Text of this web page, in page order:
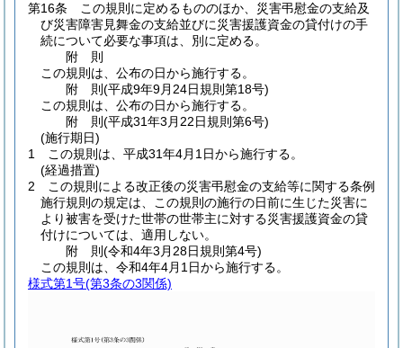
第16条
この規則に定めるもののほか、災害弔慰金の支給及
び災害障害見舞金の支給並びに災害援護資金の貸付けの手
続について必要な事項は、別に定める。
附 則
この規則は、公布の日から施行する。
附 則(平成9年9月24日規則第18号)
この規則は、公布の日から施行する。
附 則(平成31年3月22日規則第6号)
(施行期日)
1
この規則は、平成31年4月1日から施行する。
(経過措置)
2
この規則による改正後の災害弔慰金の支給等に関する条例
施行規則の規定は、この規則の施行の日前に生じた災害に
より被害を受けた世帯の世帯主に対する災害援護資金の貸
付けについては、適用しない。
附 則(令和4年3月28日規則第4号)
この規則は、令和4年4月1日から施行する。
様式第1号(第3条の3関係)